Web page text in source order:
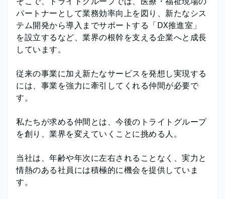
パートナーとして業務効率向上を図り、新たなシス
テム開発から導入までサポートする「DX推進室」
を設立するなど、業界の根幹を支える企業へと成長
しています。
従来の事業に加え新たなサービスを発想し実現する
には、事業を強力に牽引してくれる仲間が必要で
す。
私たちが求める仲間とは、今後のトライトグループ
を創り、業界を変えていくことに挑める人。
当社は、年齢や年次に左右されることなく、実力と
情熱のある社員には積極的に機会を提供していま
す。